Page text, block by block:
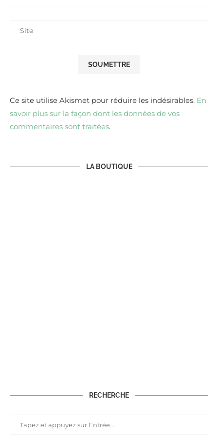
Ce site utilise Akismet pour réduire les indésirables. En
savoir plus sur la façon dont les données de vos
commentaires sont traitées.
LA BOUTIQUE
RECHERCHE